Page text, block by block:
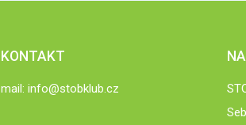
KONTAKT
mail: info@stobklub.cz